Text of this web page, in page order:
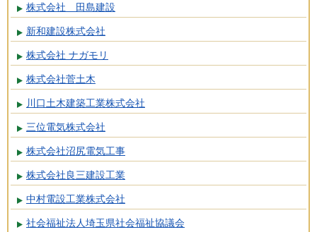
株式会社 田島建設
新和建設株式会社
株式会社 ナガモリ
株式会社菅土木
川口土木建築工業株式会社
三位電気株式会社
株式会社沼尻電気工事
株式会社良三建設工業
中村電設工業株式会社
社会福祉法人埼玉県社会福祉協議会